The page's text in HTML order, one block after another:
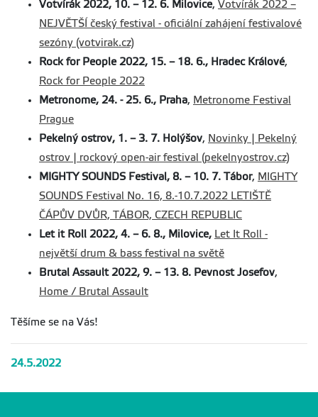
Votvírák 2022, 10. – 12. 6. Milovice, Votvírák 2022 –
NEJVĚTŠÍ český festival - oficiální zahájení festivalové
sezóny (votvirak.cz)
Rock for People 2022, 15. – 18. 6., Hradec Králové,
Rock for People 2022
Metronome, 24. - 25. 6., Praha, Metronome Festival
Prague
Pekelný ostrov, 1. – 3. 7. Holýšov, Novinky | Pekelný
ostrov | rockový open-air festival (pekelnyostrov.cz)
MIGHTY SOUNDS Festival, 8. – 10. 7. Tábor, MIGHTY
SOUNDS Festival No. 16, 8.-10.7.2022 LETIŠTĚ
ČÁPŮV DVŮR, TÁBOR, CZECH REPUBLIC
Let it Roll 2022, 4. – 6. 8., Milovice, Let It Roll -
největší drum & bass festival na světě
Brutal Assault 2022, 9. – 13. 8. Pevnost Josefov,
Home / Brutal Assault
Těšíme se na Vás!
24.5.2022